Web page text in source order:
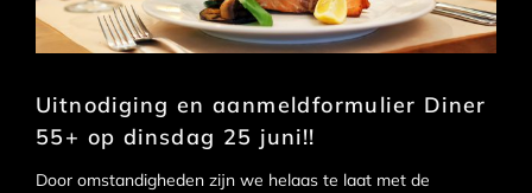
Uitnodiging en aanmeldformulier Diner
55+ op dinsdag 25 juni!!
Door omstandigheden zijn we helaas te laat met de